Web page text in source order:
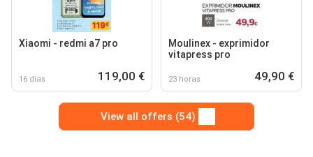
Xiaomi - redmi a7 pro
16 días 119,00 €
Moulinex - exprimidor
vitapress pro
23 horas 49,90 €
View all offers (54)